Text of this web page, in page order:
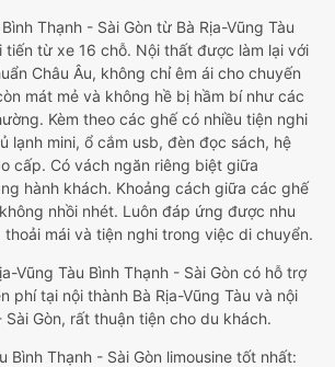
Thạnh - Sài Gòn từ Bà Rịa-Vũng Tàu
tiến từ xe 16 chỗ. Nội thất được làm lại với
Châu Âu, không chỉ êm ái cho chuyến
mát mẻ và không hề bị hầm bí như các
Kèm theo các ghế có nhiều tiện nghi
lạnh mini, ổ cắm usb, đèn đọc sách, hệ
cấp. Có vách ngăn riêng biệt giữa
hành khách. Khoảng cách giữa các ghế
nhồi nhét. Luôn đáp ứng được nhu
mái và tiện nghi trong việc di chuyển.
Vũng Tàu Bình Thạnh - Sài Gòn có hỗ trợ
phí tại nội thành Bà Rịa-Vũng Tàu và nội
Sài Gòn, rất thuận tiện cho du khách.
Bình Thạnh - Sài Gòn limousine tốt nhất: